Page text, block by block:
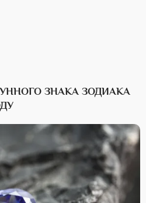
ЗНАКА ЗОДИАКА